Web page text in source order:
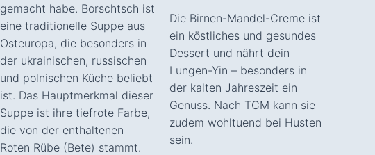
gemacht habe. Borschtsch ist
eine traditionelle Suppe aus
Osteuropa, die besonders in
der ukrainischen, russischen
und polnischen Küche beliebt
ist. Das Hauptmerkmal dieser
Suppe ist ihre tiefrote Farbe,
die von der enthaltenen
Roten Rübe (Bete) stammt.
Die Birnen-Mandel-Creme ist
ein köstliches und gesundes
Dessert und nährt dein
Lungen-Yin – besonders in
der kalten Jahreszeit ein
Genuss. Nach TCM kann sie
zudem wohltuend bei Husten
sein.